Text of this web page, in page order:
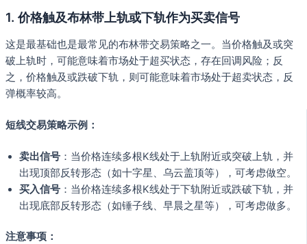
1. 价格触及布林带上轨或下轨作为买卖信号
这是最基础也是最常见的布林带交易策略之一。当价格触及或突
破上轨时，可能意味着市场处于超买状态，存在回调风险；反
之，价格触及或跌破下轨，则可能意味着市场处于超卖状态，反
弹概率较高。
短线交易策略示例：
卖出信号 ：当价格连续多根K线处于上轨附近或突破上轨，并
出现顶部反转形态（如十字星、乌云盖顶等），可考虑做空。
买入信号 ：当价格连续多根K线处于下轨附近或跌破下轨，并
出现底部反转形态（如锤子线、早晨之星等），可考虑做多。
注意事项：